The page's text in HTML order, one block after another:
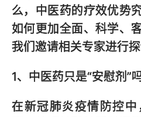
么，中医药的疗效优势
如何更加全面、科学、
我们邀请相关专家进行探
1、中医药只是“安慰剂”
在新冠肺炎疫情防控